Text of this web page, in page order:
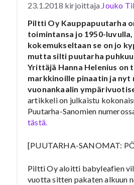
23.1.2018 kirjoittaja Jouko
Piltti Oy Kauppapuutarha
toimintansa jo 1950-
kokemukseltaan se on jo
mutta silti puutarha
Yrittäjä Hanna Helenius on
markkinoille pinaatin ja nyt
vuonankaalin
artikkeli on julkaistu
Puutarha-Sanomien
tästä.
[PUUTARHA-SANOMAT:
Piltti Oy aloitti babyleafien
vuotta sitten pakaten alkuun